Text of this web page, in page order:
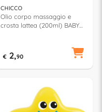
CHICCO
Olio corpo massaggio e
crosta lattea (200ml) BABY
€ 2,90